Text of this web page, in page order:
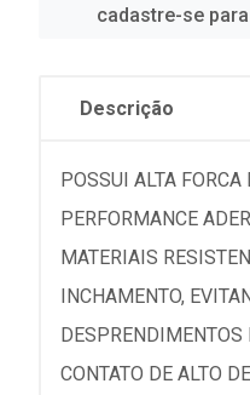
cadastre-se
Descrição
POSSUI ALTA FORCA
PERFORMANCE
MATERIAIS
INCHAMENTO,
DESPRENDIMENTOS
CONTATO DE ALTO